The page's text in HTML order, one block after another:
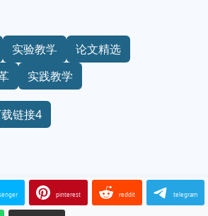
实验教学
论文精选
实践教学
链接4
pinterest reddit telegram